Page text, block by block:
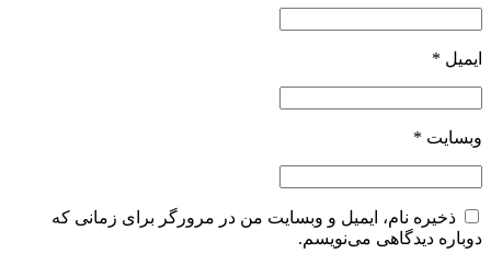
ایمیل *
وبسایت *
ذخیره نام، ایمیل و وبسایت من در مرورگر برای زمانی که
دوباره دیدگاهی می‌نویسم.